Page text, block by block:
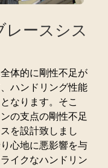
ースシス
体的に剛性不足が
ハンドリング性能
なります。そこ
の支点の剛性不足
を設計致しまし
心地に悪影響を与
イクなハンドリン